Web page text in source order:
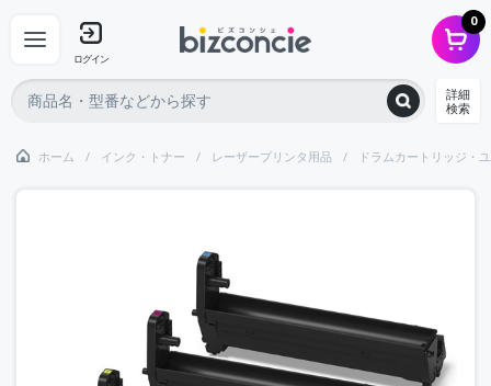
ログイン
0
詳細
検索
ホーム インク・トナー レーザープリンタ用品 ドラムカートリッジ・